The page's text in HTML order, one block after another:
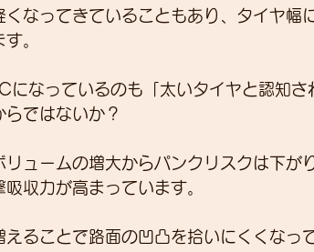
くなってきていることもあり、タイヤ幅
。
なっているのも「太いタイヤと認知さ
ではないか？
ュームの増大からパンクリスクは下が
収力が高まっています。
ることで路面の凹凸を拾いにくくなっ